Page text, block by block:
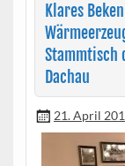
Klares
Stammtisch
Dachau
21. April